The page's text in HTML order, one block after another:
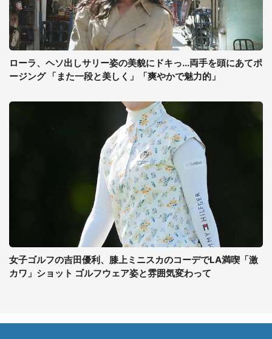
ローラ、ヘソ出しサリー姿の美貌にドキっ...両手を頭にあてポ
ージング 「また一段と美しく」「爽やかで魅力的」
女子ゴルフの吉田優利、膝上ミニスカのコーデでLA満喫「激
カワ」ショット ゴルフウェア姿と雰囲気変わって